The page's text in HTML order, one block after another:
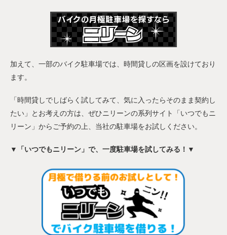
加えて、一部のバイク駐車場では、時間貸しの区画を設けており
ます。
「時間貸しでしばらく試してみて、気に入ったらそのまま契約し
たい」とお考えの方は、ぜひニリーンの系列サイト「いつでもニ
リーン」からご予約の上、当社の駐車場をお試しください。
▼「いつでもニリーン」で、一度駐車場を試してみる！▼